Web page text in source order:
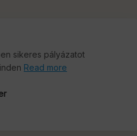
sikeres pályázatot
Read more